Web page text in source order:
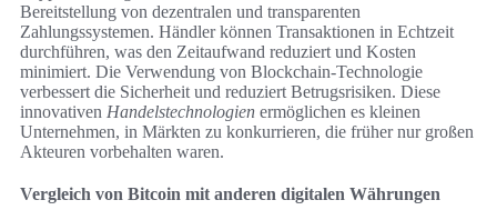
Bereitstellung von dezentralen und transparenten
Zahlungssystemen. Händler können Transaktionen in Echtzeit
durchführen, was den Zeitaufwand reduziert und Kosten
minimiert. Die Verwendung von Blockchain-Technologie
verbessert die Sicherheit und reduziert Betrugsrisiken. Diese
innovativen Handelstechnologien ermöglichen es kleinen
Unternehmen, in Märkten zu konkurrieren, die früher nur großen
Akteuren vorbehalten waren.
Vergleich von Bitcoin mit anderen digitalen Währungen